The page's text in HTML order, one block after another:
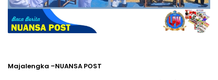
‎Majalengka –NUANSA POST